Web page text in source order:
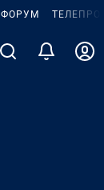
ФОРУМ